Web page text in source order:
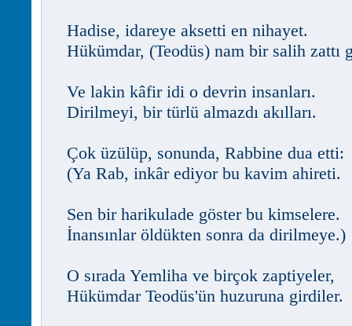
Hadise, idareye aksetti en nihayet.
Hükümdar, (Teodüs) nam bir salih zattı
Ve lakin kâfir idi o devrin insanları.
Dirilmeyi, bir türlü almazdı akılları.
Çok üzülüp, sonunda, Rabbine dua etti:
(Ya Rab, inkâr ediyor bu kavim ahireti.
Sen bir harikulade göster bu kimselere.
İnansınlar öldükten sonra da dirilmeye.)
O sırada Yemliha ve birçok zaptiyeler,
Hükümdar Teodüs'ün huzuruna girdiler.